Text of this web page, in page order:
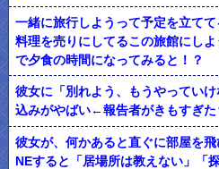
一緒に旅行しようって予定を立て
料理を売りにしてるこの旅館にし
で夕食の時間になってみると！？
彼女に「別れよう、もうやってい
込みがやばい←報告者がきもすぎた
彼女が、何かあると直ぐに部屋を
NEすると「居場所は教えない」「